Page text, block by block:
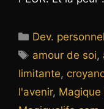
Catégories
Dev. personnel
Étiquettes
amour de soi,
limitante,
l'avenir, Magique